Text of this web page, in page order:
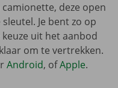
deze open
Je bent zo op
uit het aanbod
om te vertrekken.
Android, ofApple.